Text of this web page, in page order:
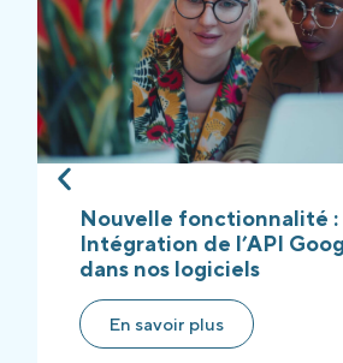
Nouvelle fonctionnalité :
Intégration de l’API
dans nos logiciels
En savoir plus